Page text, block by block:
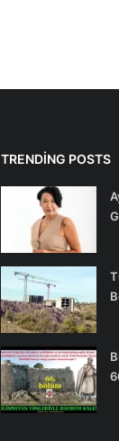
TRENDING POSTS